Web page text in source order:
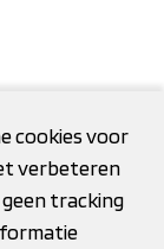
cookies voor
verbeteren
tracking